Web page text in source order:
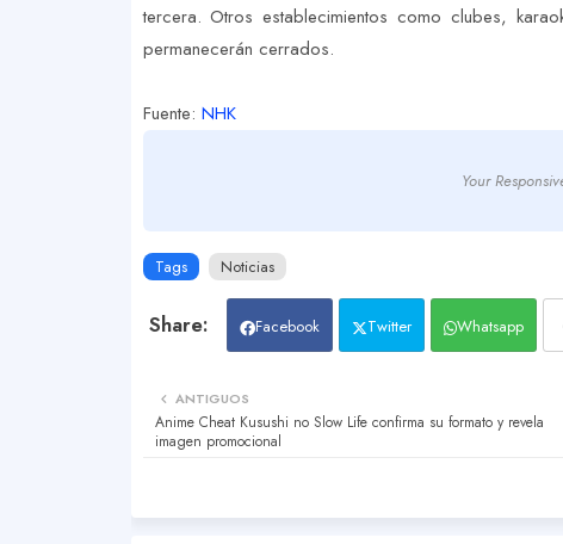
tercera. Otros establecimientos como clubes,
permanecerán cerrados.
Fuente: NHK
Your
Tags Noticias
Facebook Twitter Whatsapp
ANTIGUOS
Anime Cheat Kusushi no Slow Life confirma su formato y revela
imagen promocional